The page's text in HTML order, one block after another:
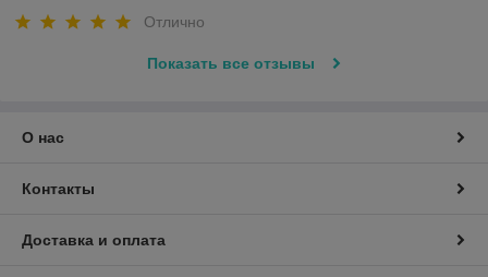
Отлично
Показать все отзывы
О нас
Контакты
Доставка и оплата